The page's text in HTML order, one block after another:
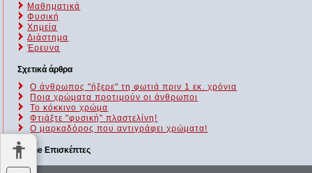
Μαθηματικά
Φυσική
Χημεία
Διάστημα
Έρευνα
Σχετικά άρθρα
Ο άνθρωπος "ήξερε" τη φωτιά πριν 1 εκ. χρόνια
Ποια χρώματα προτιμούν οι άνθρωποι
Το κόκκινο χρώμα
Φτιάξτε "φυσική" πλαστελίνη!
Ο μαρκαδόρος που αντιγράφει χρώματα!
Online Επισκέπτες